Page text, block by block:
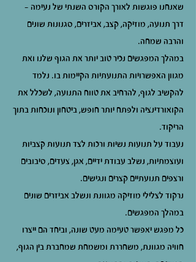
שאנחנו פוגשות לאורך הקורס השנתי של נעימה –
דרך תנועה, מוזיקה, קצב, אביזרים, סגנונות שונים
והרבה שמחה.
במהלך המפגשים נכיר טוב יותר את הגוף שלנו ואת
מגוון האפשרויות התנועתיות הקיימות בו. נלמד
להקשיב לגוף, להרחיב את טווח התנועה, לשכלל את
הקואורדינציה ולפתח יותר חופש, ביטחון ונוכחות בתוך
הריקוד.
נעבוד על תנועות נשיות ורכות לצד תנועות קצביות
ועוצמתיות, נשלב עבודת ידיים, אגן, צעדים, סיבובים
ורצפים תנועתיים קצרים ונגישים.
נרקוד לצלילי מוזיקה מגוונת ונשלב אביזרים שונים
במהלך המפגשים.
כל מפגש יאפשר טעימה מעט שונה, וביחד הם ייצרו
חוויה מגוונת, משחררת ומשמחת שמחברת בין הגוף,